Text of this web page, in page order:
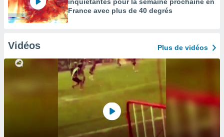
France avec plus de 40 degrés
Vidéos Plus de vidéos